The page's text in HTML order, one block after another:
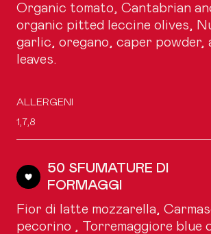
Organic tomato, Cantabrian
organic pitted leccine olives,
garlic, oregano, caper powder,
leaves.
ALLERGENI
1,7,8
50 SFUMATURE DI
FORMAGGI
Fior di latte mozzarella,
pecorino , Torremaggiore blue